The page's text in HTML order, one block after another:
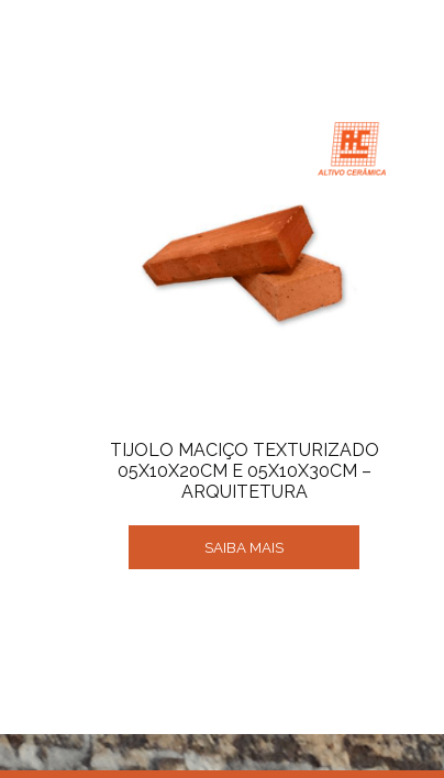
TIJOLO MACIÇO TEXTURIZADO
05X10X20CM E 05X10X30CM –
ARQUITETURA
SAIBA MAIS